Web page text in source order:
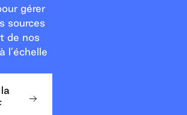
gérer
sources
de nos
l’échelle